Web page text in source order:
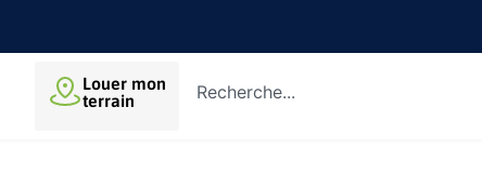
Louer mon
terrain